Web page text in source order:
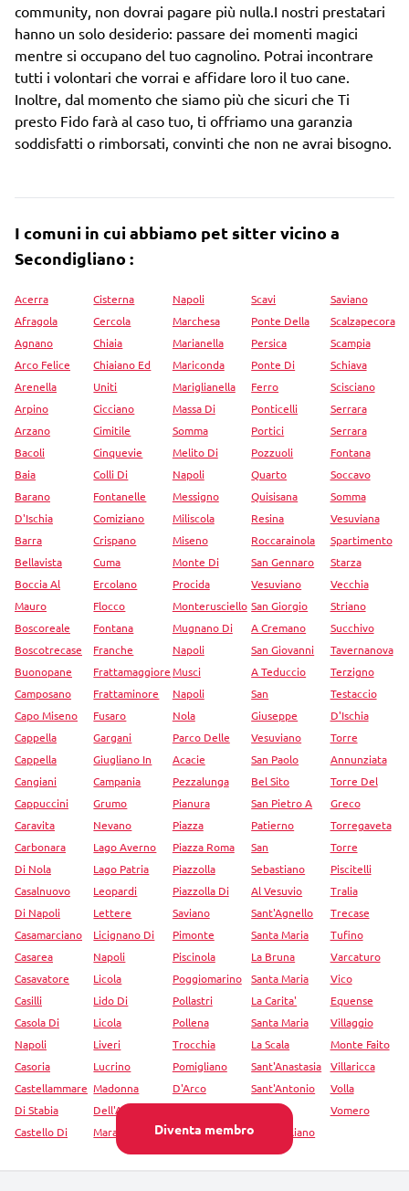
Diventa membro
community, non dovrai pagare più nulla.I nostri prestatari
hanno un solo desiderio: passare dei momenti magici
mentre si occupano del tuo cagnolino. Potrai incontrare
tutti i volontari che vorrai e affidare loro il tuo cane.
Inoltre, dal momento che siamo più che sicuri che Ti
presto Fido farà al caso tuo, ti offriamo una garanzia
soddisfatti o rimborsati, convinti che non ne avrai bisogno.
I comuni in cui abbiamo pet sitter vicino a
Secondigliano :
Acerra
Afragola
Agnano
Arco Felice
Arenella
Arpino
Arzano
Bacoli
Baia
Barano
D'Ischia
Barra
Bellavista
Boccia Al
Mauro
Boscoreale
Boscotrecase
Buonopane
Camposano
Capo Miseno
Cappella
Cappella
Cangiani
Cappuccini
Caravita
Carbonara
Di Nola
Casalnuovo
Di Napoli
Casamarciano
Casarea
Casavatore
Casilli
Casola Di
Napoli
Casoria
Castellammare
Di Stabia
Castello Di
Cisterna
Cercola
Chiaia
Chiaiano Ed
Uniti
Cicciano
Cimitile
Cinquevie
Colli Di
Fontanelle
Comiziano
Crispano
Cuma
Ercolano
Flocco
Fontana
Franche
Frattamaggiore
Frattaminore
Fusaro
Gargani
Giugliano In
Campania
Grumo
Nevano
Lago Averno
Lago Patria
Leopardi
Lettere
Licignano Di
Napoli
Licola
Lido Di
Licola
Liveri
Lucrino
Madonna
Dell'Arco
Marano Di
Napoli
Marchesa
Marianella
Mariconda
Mariglianella
Massa Di
Somma
Melito Di
Napoli
Messigno
Miliscola
Miseno
Monte Di
Procida
Monterusciello
Mugnano Di
Napoli
Musci
Napoli
Nola
Parco Delle
Acacie
Pezzalunga
Pianura
Piazza
Piazza Roma
Piazzolla
Piazzolla Di
Saviano
Pimonte
Piscinola
Poggiomarino
Pollastri
Pollena
Trocchia
Pomigliano
D'Arco
Pompei
Scavi
Ponte Della
Persica
Ponte Di
Ferro
Ponticelli
Portici
Pozzuoli
Quarto
Quisisana
Resina
Roccarainola
San Gennaro
Vesuviano
San Giorgio
A Cremano
San Giovanni
A Teduccio
San
Giuseppe
Vesuviano
San Paolo
Bel Sito
San Pietro A
Patierno
San
Sebastiano
Al Vesuvio
Sant'Agnello
Santa Maria
La Bruna
Santa Maria
La Carita'
Santa Maria
La Scala
Sant'Anastasia
Sant'Antonio
Abate
San Vitaliano
Saviano
Scalzapecora
Scampia
Schiava
Scisciano
Serrara
Serrara
Fontana
Soccavo
Somma
Vesuviana
Spartimento
Starza
Vecchia
Striano
Succhivo
Tavernanova
Terzigno
Testaccio
D'Ischia
Torre
Annunziata
Torre Del
Greco
Torregaveta
Torre
Piscitelli
Tralia
Trecase
Tufino
Varcaturo
Vico
Equense
Villaggio
Monte Faito
Villaricca
Volla
Vomero